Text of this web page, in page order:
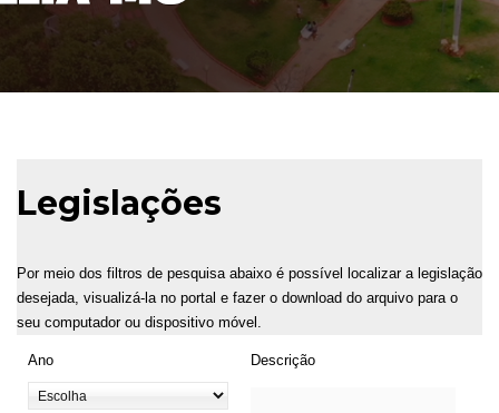
Legislações
Por meio dos filtros de pesquisa abaixo é possível localizar a legislação
desejada, visualizá-la no portal e fazer o download do arquivo para o
seu computador ou dispositivo móvel.
Ano Descrição